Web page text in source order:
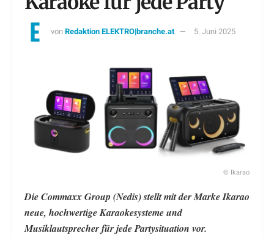
vonRedaktion ELEKTRO|branche.at 5. Juni 2025
© Ikarao
Die Commaxx Group (Nedis) stellt mit der Marke Ikarao
neue, hochwertige Karaokesysteme und
Musiklautsprecher für jede Partysituation vor.